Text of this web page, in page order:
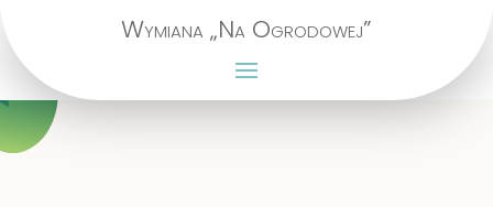
Wymiana „Na Ogrodowej”